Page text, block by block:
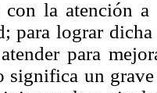
la atención a
para lograr
para
significa un